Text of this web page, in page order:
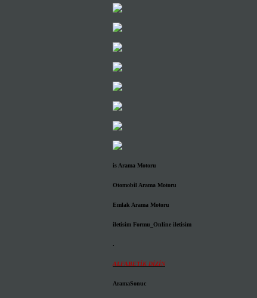
is Arama Motoru
Otomobil Arama Motoru
Emlak Arama Motoru
iletisim Formu_Online iletisim
.
ALFABETİK DİZİN
AramaSonuc